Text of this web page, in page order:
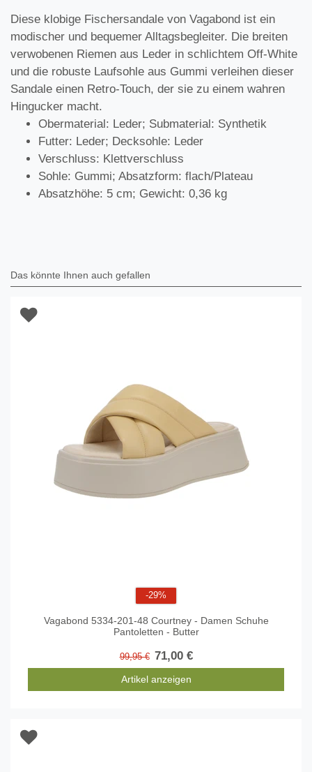
Diese klobige Fischersandale von Vagabond ist ein
modischer und bequemer Alltagsbegleiter. Die breiten
verwobenen Riemen aus Leder in schlichtem Off-White
und die robuste Laufsohle aus Gummi verleihen dieser
Sandale einen Retro-Touch, der sie zu einem wahren
Hingucker macht.
Obermaterial: Leder; Submaterial: Synthetik
Futter: Leder; Decksohle: Leder
Verschluss: Klettverschluss
Sohle: Gummi; Absatzform: flach/Plateau
Absatzhöhe: 5 cm; Gewicht: 0,36 kg
Das könnte Ihnen auch gefallen
-29%
Vagabond 5334-201-48 Courtney - Damen Schuhe
Pantoletten - Butter
99,95 € 71,00 €
Artikel anzeigen